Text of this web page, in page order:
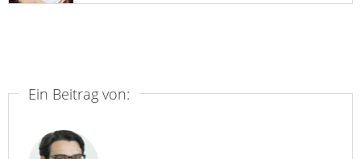
Ein Beitrag von: